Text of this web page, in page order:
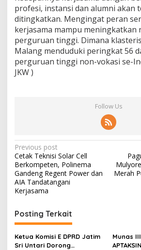
profesi, instansi dan alumni akan
ditingkatkan. Mengingat peran
kerjasama mampu meningkatkan
perguruan tinggi. Dimana
Malang menduduki peringkat 56
perguruan tinggi non-vokasi se-
JKW )
Follow Us
P
o
s
t
a
v
i
Previous post
Cetak Teknisi Solar Cell
Berkompeten, Polinema
Gandeng Regent Power dan
AIA Tandatangani
Kerjasama
Merah
Posting Terkait
Ketua Komisi E DPRD Jatim
Sri Untari Dorong
Munas